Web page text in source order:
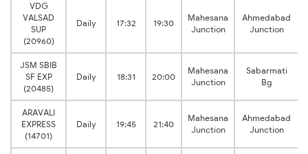
VDG
VALSAD
SUP
(20960)
Daily 17:32 19:30
Mahesana
Junction
Ahmedabad
Junction
JSM SBIB
SF EXP
(20485)
Daily 18:31 20:00
Mahesana
Junction
Sabarmati
Bg
ARAVALI
EXPRESS
(14701)
Daily 19:45 21:40
Mahesana
Junction
Ahmedabad
Junction